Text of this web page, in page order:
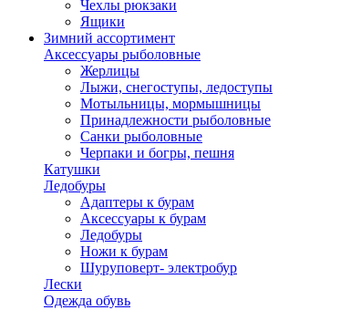
Чехлы рюкзаки
Ящики
Зимний ассортимент
Аксессуары рыболовные
Жерлицы
Лыжи, снегоступы, ледоступы
Мотыльницы, мормышницы
Принадлежности рыболовные
Санки рыболовные
Черпаки и богры, пешня
Катушки
Ледобуры
Адаптеры к бурам
Аксессуары к бурам
Ледобуры
Ножи к бурам
Шуруповерт- электробур
Лески
Одежда обувь